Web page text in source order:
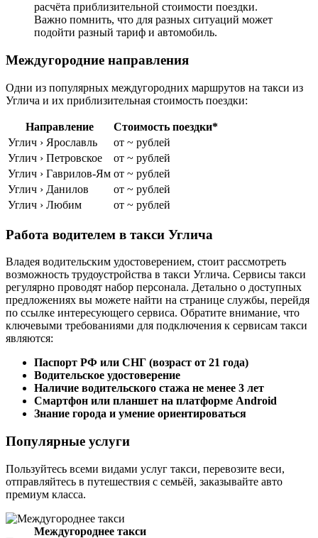
расчёта приблизительной стоимости поездки.
Важно помнить, что для разных ситуаций может
подойти разный тариф и автомобиль.
Междугородние направления
Одни из популярных междугородних маршрутов на такси из
Углича и их приблизительная стоимость поездки:
Направление
Стоимость поездки*
Углич › Ярославль
от ~ рублей
Углич › Петровское
от ~ рублей
Углич › Гаврилов-Ям от ~ рублей
Углич › Данилов
от ~ рублей
Углич › Любим
от ~ рублей
Работа водителем в такси Углича
Владея водительским удостоверением, стоит рассмотреть
возможность трудоустройства в такси Углича. Сервисы такси
регулярно проводят набор персонала. Детально о доступных
предложениях вы можете найти на странице службы, перейдя
по ссылке интересующего сервиса. Обратите внимание, что
ключевыми требованиями для подключения к сервисам такси
являются:
Паспорт РФ или СНГ (возраст от 21 года)
Водительское удостоверение
Наличие водительского стажа не менее 3 лет
Смартфон или планшет на платформе Android
Знание города и умение ориентироваться
Популярные услуги
Пользуйтесь всеми видами услуг такси, перевозите веси,
отправляйтесь в путешествия с семьёй, заказывайте авто
премиум класса.
Междугороднее такси